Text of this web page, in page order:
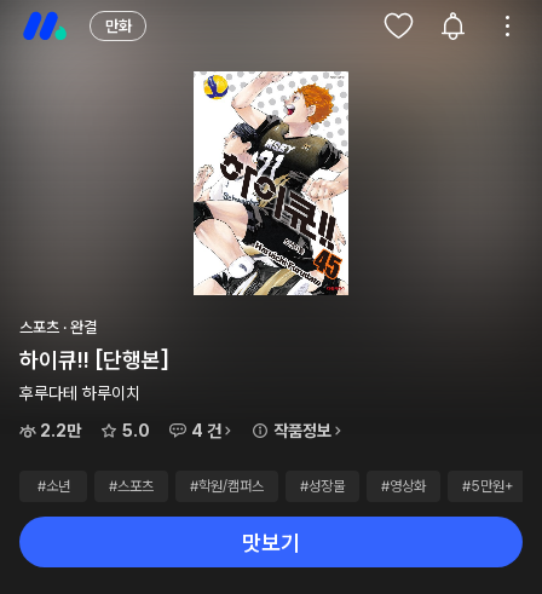
만화
스포츠 · 완결
하이큐!! [단행본]
후루다테 하루이치
2.2만
5.0 4 건 작품정보
#소년 #스포츠 #학원/캠퍼스 #성장물 #영상화 #5만원+
맛보기